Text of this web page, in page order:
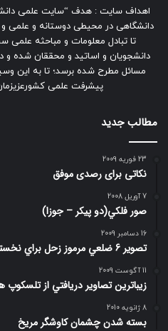
اهداف سایت : هدف “سایت علمی
دانشگاهی در محیطی دوستانه و علمی
تا تبادل معلومات و مباحثه علمی
دانشجویان و اساتید و محققان شده و
مسائل مطرح شده برسد؛ تا به این
پیشرفت علمی
مطالب جدید
23 فوریه 2009
نکاتی برای رصدی موفق
7 آوریل 2008
صور فلكي(دو پیکر – جوزا)
16 دسامبر 2009
تصوير 6 ضلعي مرموز زحل براي نخستين بار ثبت شد
11 آگوست 2009
زيباترين تصاوير دريافتي از تلسكوپ
8 ژانویه 2010
بسته شدن چشمان کاوشگر مريخ